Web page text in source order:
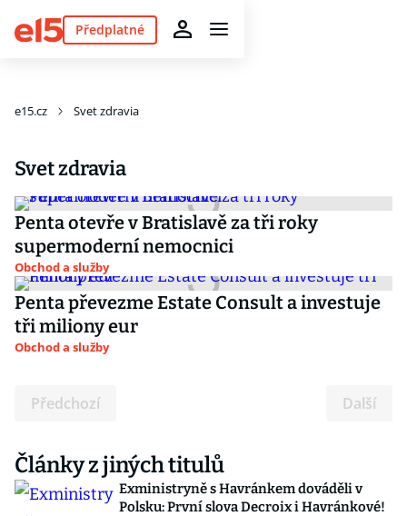
Předplatné
e15.cz Svet zdravia
Svet zdravia
Penta otevře v Bratislavě za tři roky
supermoderní nemocnici
Obchod a služby
Penta převezme Estate Consult a investuje
tři miliony eur
Obchod a služby
Předchozí Další
Články z jiných titulů
Exministryně s Havránkem dováděli v
Polsku: První slova Decroix i Havránkové!